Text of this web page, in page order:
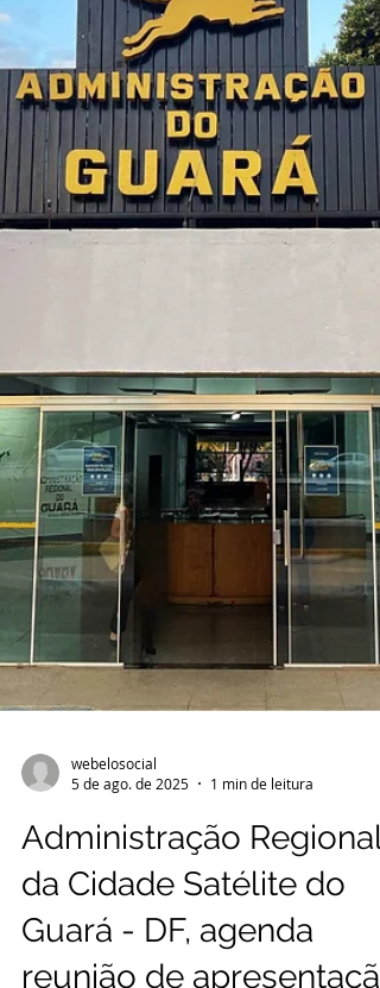
webelosocial
5 de ago. de 2025
1 min de leitura
Administração Regional